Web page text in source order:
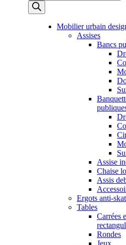
de
produits
Mobilier urbain
Assises
Bancs
Assise
Chaise
Assis
Ergots anti-
Tables
Carrées
Rondes
Jeux